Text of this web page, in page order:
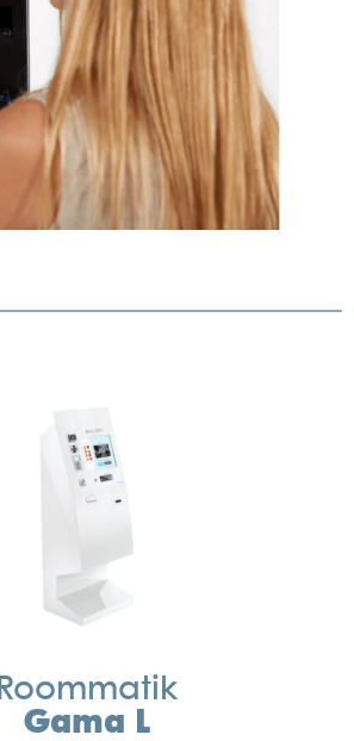
Roommatik
Gama L